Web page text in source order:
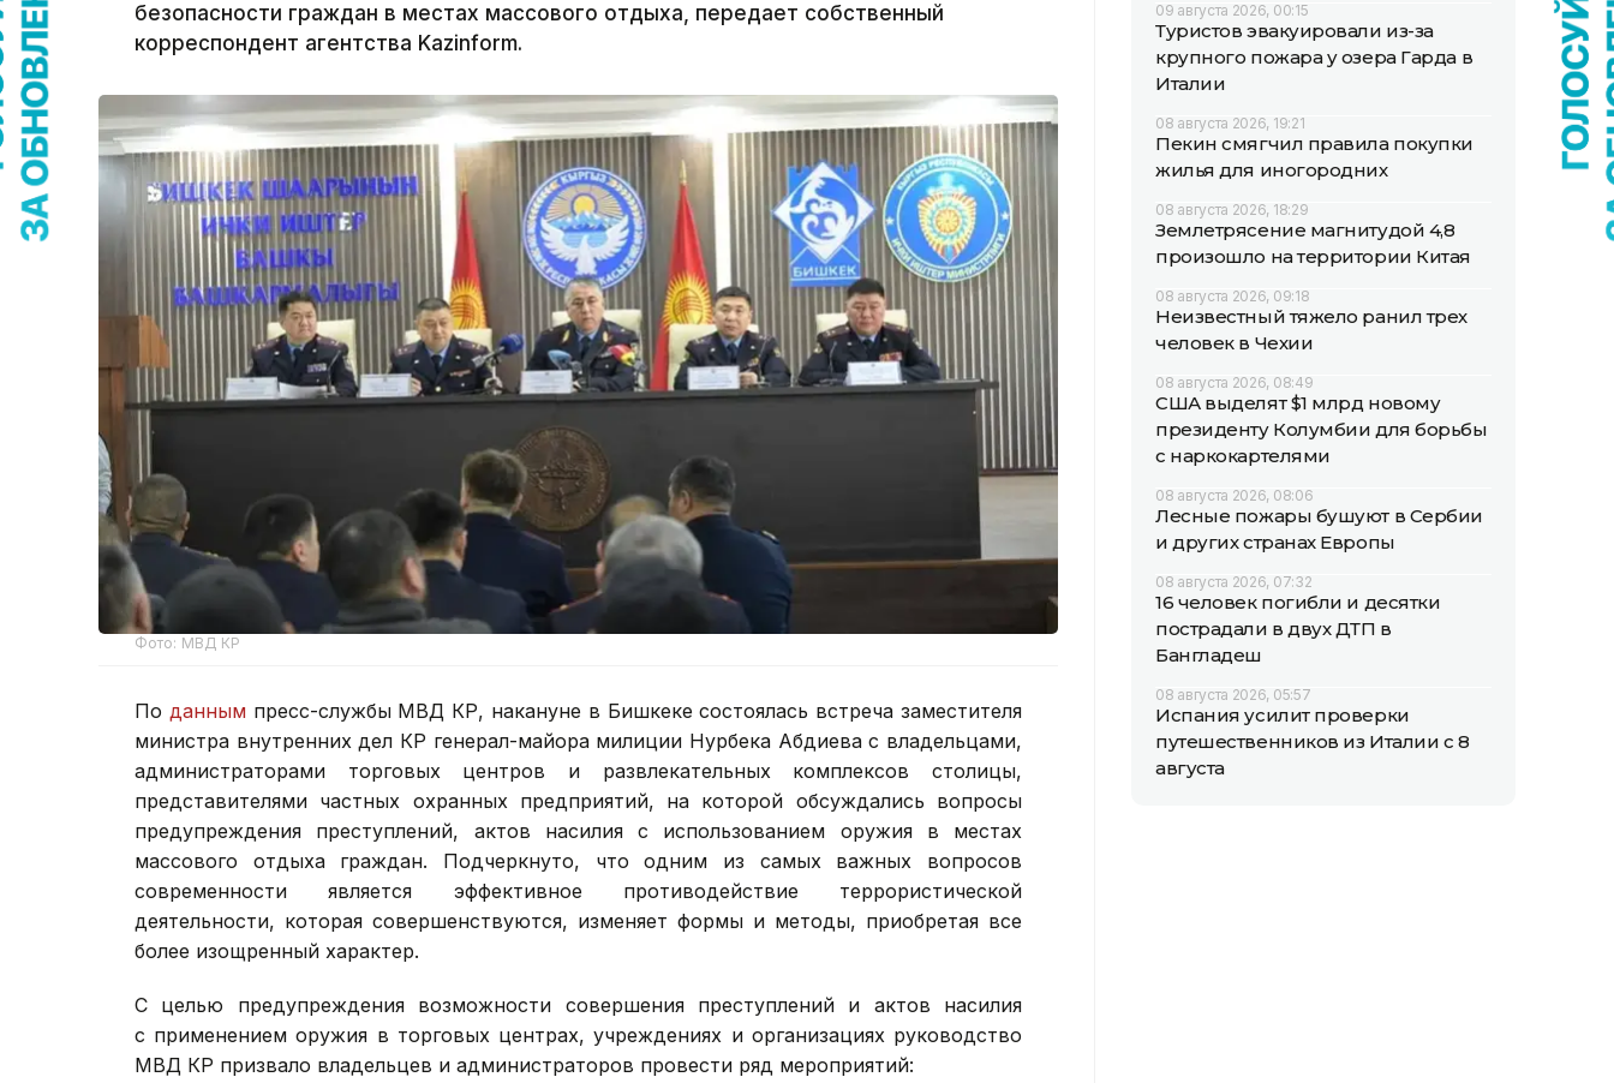
безопасности граждан в местах массового отдыха, передает собственный
корреспондент агентства Kazinform.
Фото: МВД КР
По даннымпресс-службы МВД КР, накануне в Бишкеке состоялась встреча заместителя
министра внутренних дел КР генерал-майора милиции Нурбека Абдиева с владельцами,
администраторами торговых центров и развлекательных комплексов столицы,
представителями частных охранных предприятий, на которой обсуждались вопросы
предупреждения преступлений, актов насилия с использованием оружия в местах
массового отдыха граждан. Подчеркнуто, что одним из самых важных вопросов
современности является эффективное противодействие террористической
деятельности, которая совершенствуются, изменяет формы и методы, приобретая все
более изощренный характер.
С целью предупреждения возможности совершения преступлений и актов насилия
с применением оружия в торговых центрах, учреждениях и организациях руководство
МВД КР призвало владельцев и администраторов провести ряд мероприятий:
09 августа 2026, 00:15
Туристов эвакуировали из-за
крупного пожара у озера Гарда в
Италии
08 августа 2026, 19:21
Пекин смягчил правила покупки
жилья для иногородних
08 августа 2026, 18:29
Землетрясение магнитудой 4,8
произошло на территории Китая
08 августа 2026, 09:18
Неизвестный тяжело ранил трех
человек в Чехии
08 августа 2026, 08:49
США выделят $1 млрд новому
президенту Колумбии для борьбы
с наркокартелями
08 августа 2026, 08:06
Лесные пожары бушуют в Сербии
и других странах Европы
08 августа 2026, 07:32
16 человек погибли и десятки
пострадали в двух ДТП в
Бангладеш
08 августа 2026, 05:57
Испания усилит проверки
путешественников из Италии с 8
августа